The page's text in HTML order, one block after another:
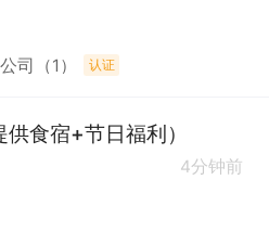
司（1） 认证
食宿+节日福利）
4分钟前